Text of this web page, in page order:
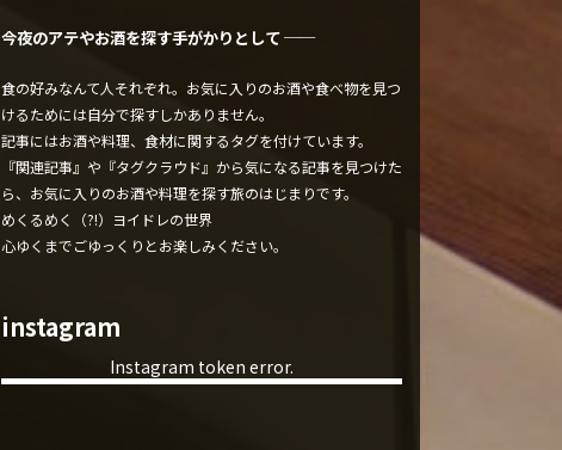
今夜のアテやお酒を探す手がかりとして ──
食の好みなんて人それぞれ。お気に入りのお酒や食べ物を見つ
けるためには自分で探すしかありません。
記事にはお酒や料理、食材に関するタグを付けています。
『関連記事』や『タグクラウド』から気になる記事を見つけた
ら、お気に入りのお酒や料理を探す旅のはじまりです。
めくるめく（?!）ヨイドレの世界
心ゆくまでごゆっくりとお楽しみください。
instagram
Instagram token error.